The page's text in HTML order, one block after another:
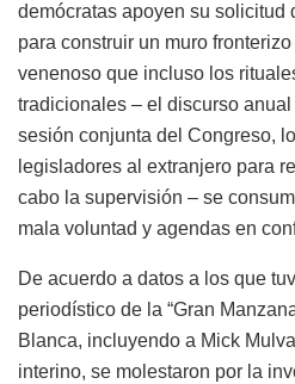
demócratas apoyen su solicitud
para construir un muro
venenoso que incluso los
tradicionales – el discurso
sesión conjunta del Congreso,
legisladores al extranjero para
cabo la supervisión – se
mala voluntad y agendas en
De acuerdo a datos a los que
periodístico de la “Gran
Blanca, incluyendo a Mick
interino, se molestaron por la